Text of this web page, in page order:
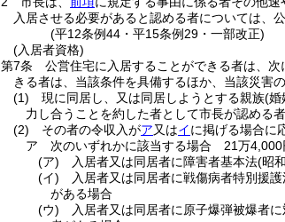
入居させる必要があると認める者については、
(平12条例44・平15条例29・一部改正)
(入居者資格)
第7条
公営住宅に入居することができる者は、
きる者は、当該条件を具備するほか、当該災害
(1)
現に同居し、又は同居しようとする親族(婚
力し合うことを約した者として市長が認める
(2)
その者の令収入がア又はイに掲げる場合に
ア
次のいずれかに該当する場合 21万4,000
(ア)
入居者又は同居者に障害者基本法(昭
(イ)
入居者又は同居者に戦傷病者特別援護
がある場合
(ウ)
入居者又は同居者に原子爆弾被爆者